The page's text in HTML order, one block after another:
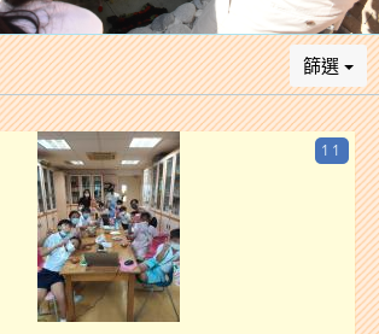
篩選
11